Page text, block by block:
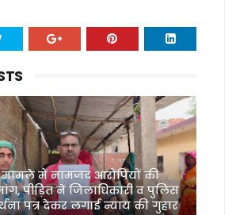
मामले में नामजद आरोपियों की
पीड़ित ने जिलाधिकारी व पुलिस
पत्र देकर लगाई न्याय की गुहार